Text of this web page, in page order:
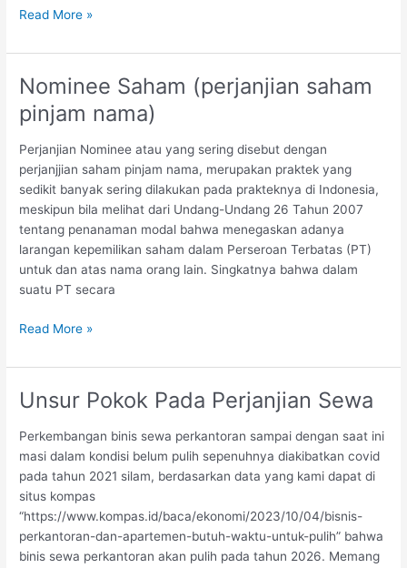
Pemutusan
Kerja
Akibat
Hukumnya
Read More »
Nominee Saham (perjanjian saham
pinjam nama)
Perjanjian Nominee atau yang sering disebut dengan
perjanjjian saham pinjam nama, merupakan praktek yang
sedikit banyak sering dilakukan pada prakteknya di Indonesia,
meskipun bila melihat dari Undang-Undang 26 Tahun 2007
tentang penanaman modal bahwa menegaskan adanya
larangan kepemilikan saham dalam Perseroan Terbatas (PT)
untuk dan atas nama orang lain. Singkatnya bahwa dalam
suatu PT secara
Nominee
(perjanjian
pinjam
Read More »
Unsur Pokok Pada Perjanjian Sewa
Perkembangan binis sewa perkantoran sampai dengan saat ini
masi dalam kondisi belum pulih sepenuhnya diakibatkan covid
pada tahun 2021 silam, berdasarkan data yang kami dapat di
situs kompas
“https://www.kompas.id/baca/ekonomi/2023/10/04/bisnis-
perkantoran-dan-apartemen-butuh-waktu-untuk-pulih” bahwa
binis sewa perkantoran akan pulih pada tahun 2026. Memang